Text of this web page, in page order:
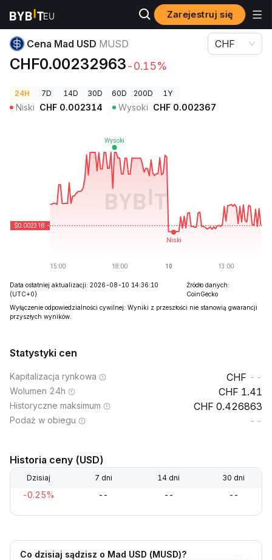
Zarejestruj się
Ceny kryptowalut Cena Mad USD MUSD
Cena Mad USD MUSD
CHF0.00232963-0.15%
CHF
24H 7D 14D 30D 60D 200D 1Y
Niski CHF 0.002314 Wysoki CHF 0.002367
Data ostatniej aktualizacji: 2026-08-10 14:36:10
(UTC+0)
Źródło danych:
CoinGecko
Wyłączenie odpowiedzialności cywilnej: Wyniki z przeszłości nie stanowią gwarancji
przyszłych wyników.
Statystyki cen
Kapitalizacja rynkowa --
Wolumen 24h 1.41
Historyczne maksimum 0.426863
Podaż w obiegu --
Historia ceny (USD)
Dzisiaj 7 dni 14 dni 30 dni
-0.25% -- -- --
Co dzisiaj sądzisz o Mad USD (MUSD)?